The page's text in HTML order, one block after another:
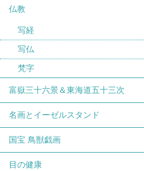
仏教
写経
写仏
梵字
富嶽三十六景＆東海道五十三次
名画とイーゼルスタンド
国宝 鳥獣戯画
目の健康